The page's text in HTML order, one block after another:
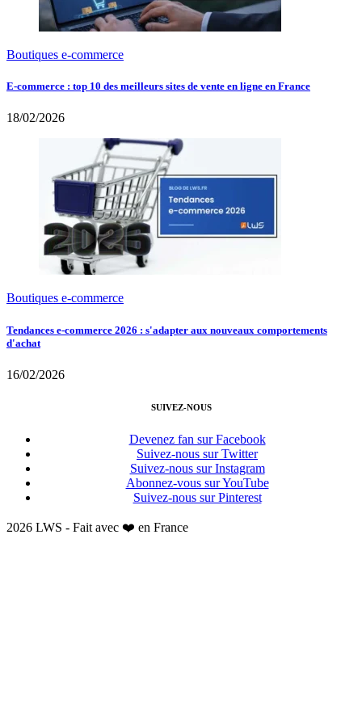
Boutiques e-commerce
E-commerce : top 10 des meilleurs sites de vente en ligne en France
18/02/2026
Boutiques e-commerce
Tendances e-commerce 2026 : s'adapter aux nouveaux comportements
d'achat
16/02/2026
SUIVEZ-NOUS
Devenez fan sur Facebook
Suivez-nous sur Twitter
Suivez-nous sur Instagram
Abonnez-vous sur YouTube
Suivez-nous sur Pinterest
2026 LWS - Fait avec ❤️ en France